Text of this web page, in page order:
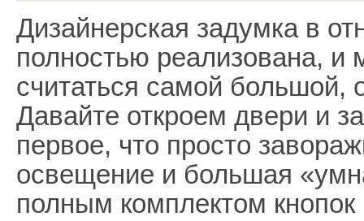
Дизайнерская задумка в
полностью реализована, и
считаться самой большой,
Давайте откроем двери и
первое, что просто
освещение и большая
полным комплектом